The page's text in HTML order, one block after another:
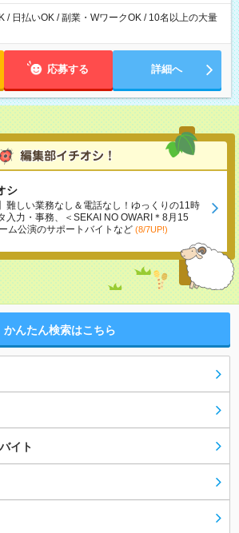
/ 日払いOK / 副業・WワークOK / 10名以上の大量
応募する 詳細へ
シ
難しい業務なし＆電話なし！ゆっくりの11時
入力・事務、＜SEKAI NO OWARI＊8月15
ム公演のサポートバイトなど (8/7UP!)
かんたん検索はこちら
イト